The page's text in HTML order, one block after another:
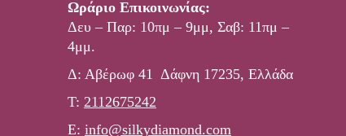
Ωράριο Επικοινωνίας:
Δευ – Παρ: 10πμ – 9μμ, Σαβ: 11πμ –
4μμ.
Δ: Αβέρωφ 41 Δάφνη 17235, Ελλάδα
Τ: 2112675242
E: info@silkydiamond.com